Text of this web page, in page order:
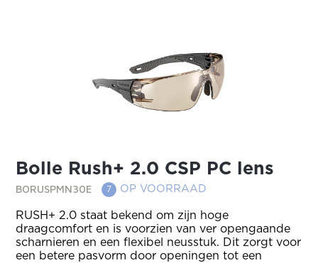
Bolle Rush+ 2.0 CSP PC lens
BORUSPMN30E 7 OP VOORRAAD
RUSH+ 2.0 staat bekend om zijn hoge
draagcomfort en is voorzien van ver opengaande
scharnieren en een flexibel neusstuk. Dit zorgt voor
een betere pasvorm door openingen tot een